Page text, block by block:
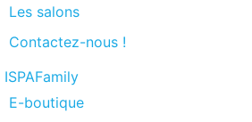
Les salons
Contactez-nous !
ISPAFamily
E-boutique